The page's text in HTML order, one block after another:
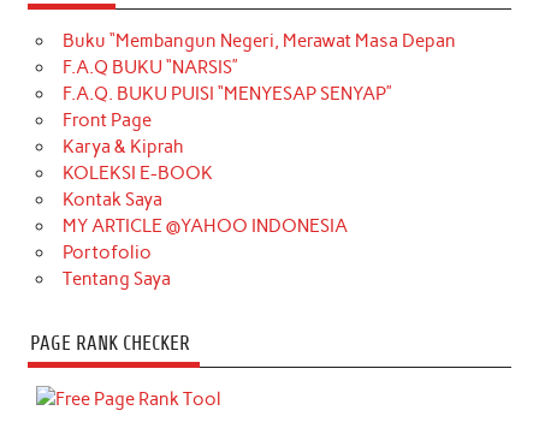
Buku “Membangun Negeri, Merawat Masa Depan
F.A.Q BUKU “NARSIS”
F.A.Q. BUKU PUISI “MENYESAP SENYAP”
Front Page
Karya & Kiprah
KOLEKSI E-BOOK
Kontak Saya
MY ARTICLE @YAHOO INDONESIA
Portofolio
Tentang Saya
PAGE RANK CHECKER